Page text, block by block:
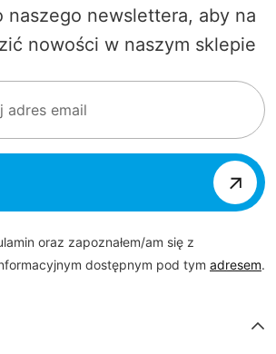
naszego newslettera, aby na
nowości w naszym sklepie
oraz zapoznałem/am się z
dostępnym pod tym adresem.